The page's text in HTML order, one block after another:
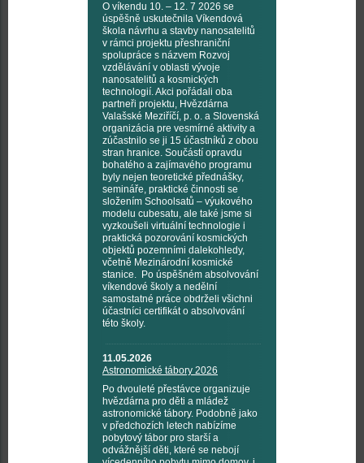
O víkendu 10. – 12. 7 2026 se
úspěšně uskutečnila Víkendová
škola návrhu a stavby nanosatelitů
v rámci projektu přeshraniční
spolupráce s názvem Rozvoj
vzdělávání v oblasti vývoje
nanosatelitů a kosmických
technologií. Akci pořádali oba
partneři projektu, Hvězdárna
Valašské Meziříčí, p. o. a Slovenská
organizácia pre vesmírné aktivity a
zúčastnilo se ji 15 účastníků z obou
stran hranice. Součástí opravdu
bohatého a zajímavého programu
byly nejen teoretické přednášky,
semináře, praktické činnosti se
složením Schoolsatů – výukového
modelu cubesatu, ale také jsme si
vyzkoušeli virtuální technologie i
praktická pozorování kosmických
objektů pozemními dalekohledy,
včetně Mezinárodní kosmické
stanice. Po úspěšném absolvování
víkendové školy a nedělní
samostatné práce obdrželi všichni
účastníci certifikát o absolvování
této školy.
11.05.2026
Astronomické tábory 2026
Po dvouleté přestávce organizuje
hvězdárna pro děti a mládež
astronomické tábory. Podobně jako
v předchozích letech nabízíme
pobytový tábor pro starší a
odvážnější děti, které se nebojí